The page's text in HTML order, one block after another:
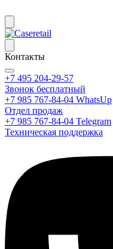
Контакты
+7 495 204-29-57
Звонок бесплатный
+7 985 767-84-04 WhatsUp
Отдел продаж
+7 985 767-84-04 Telegram
Техническая поддержка